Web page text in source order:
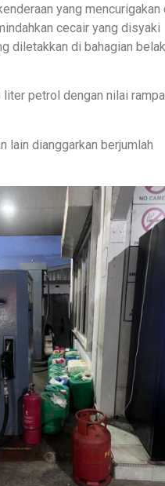
yang mencurigakan
cecair yang disyaki
diletakkan di bahagian
petrol dengan nilai
lain dianggarkan berjumlah